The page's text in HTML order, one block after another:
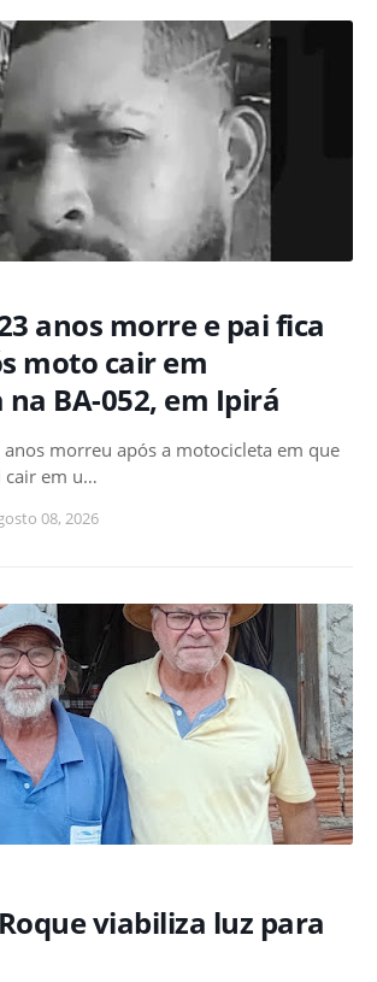
anos morre e pai fica
moto cair em
BA-052, em Ipirá
morreu após a motocicleta em que
cair em u…
08, 2026
viabiliza luz para